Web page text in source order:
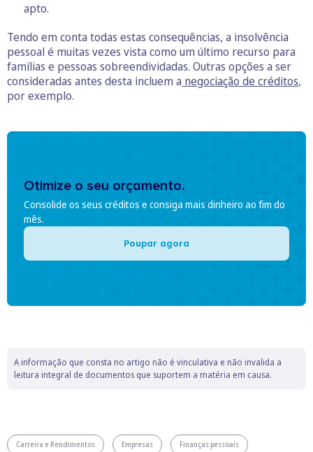
apto.
Tendo em conta todas estas consequências, a insolvência
pessoal é muitas vezes vista como um último recurso para
famílias e pessoas sobreendividadas. Outras opções a ser
consideradas antes desta incluem a negociação de créditos,
por exemplo.
Otimize o seu orçamento.
Consolide os seus créditos e consiga mais dinheiro ao fim do
mês.
Poupar agora
A informação que consta no artigo não é vinculativa e não invalida a
leitura integral de documentos que suportem a matéria em causa.
Carreira e Rendimentos Empresas Finanças pessoais